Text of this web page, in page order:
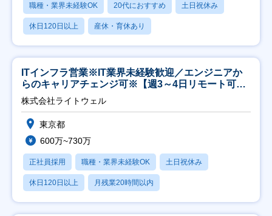
職種・業界未経験OK 20代におすすめ 土日祝休み
休日120日以上 産休・育休あり
ITインフラ営業※IT業界未経験歓迎／エンジニアか
らのキャリアチェンジ可※【週3～4日リモート可
能】
株式会社ライトウェル
東京都
600万~730万
正社員採用 職種・業界未経験OK 土日祝休み
休日120日以上 月残業20時間以内